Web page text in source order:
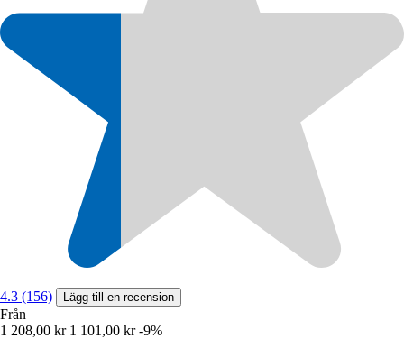
4.3 (156) Lägg till en recension
Från
1 208,00 kr 1 101,00 kr -9%